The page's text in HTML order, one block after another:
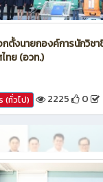
กตั้งนายกองค์การนักวิช
ไทย (อวท.)
(ทั่วไป) 2225 0